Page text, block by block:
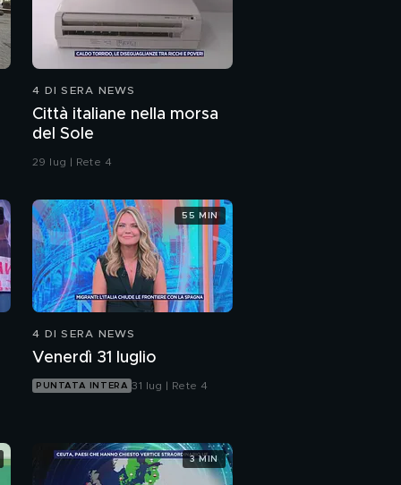
4 DI SERA NEWS
Città italiane nella morsa
del Sole
29 lug | Rete 4
4 DI SERA NEWS
Venerdì 31 luglio
PUNTATA INTERA 31 lug | Rete 4
55 MIN
3 MIN